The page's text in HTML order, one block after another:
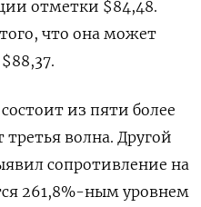
отметки $84,48.
что она может
из пяти более
волна. Другой
сопротивление на
261,8%-ным уровнем